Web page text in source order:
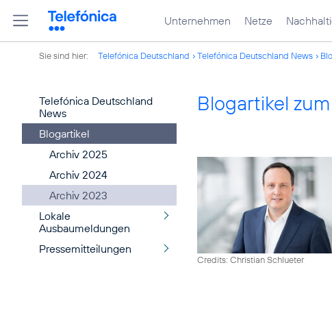
Unternehmen Netze
Sie sind hier: Telefónica Deutschland Telefónica Deutschland News
Telefónica Deutschland
News
Blogartikel
Archiv 2025
Archiv 2024
Archiv 2023
Lokale
Ausbaumeldungen
Pressemitteilungen
Blogartikel
Credits: Christian Schlueter